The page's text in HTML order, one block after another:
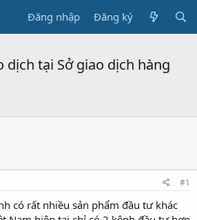
Đăng nhập Đăng ký
dịch tại Sở giao dịch hàng
#1
có rất nhiều sản phẩm đầu tư khác